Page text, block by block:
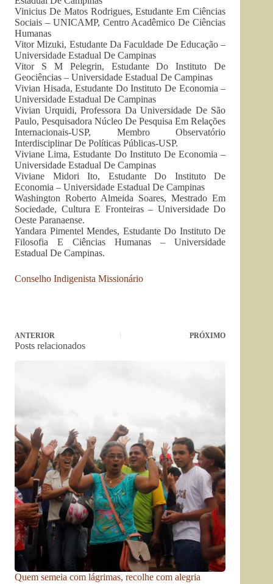
Vinicius De Matos Rodrigues, Estudante Em Ciências
Sociais – UNICAMP, Centro Acadêmico De Ciências
Humanas
Vitor Mizuki, Estudante Da Faculdade De Educação –
Universidade Estadual De Campinas
Vitor S M Pelegrin, Estudante Do Instituto De
Geociências – Universidade Estadual De Campinas
Vivian Hisada, Estudante Do Instituto De Economia –
Universidade Estadual De Campinas
Vivian Urquidi, Professora Da Universidade De São
Paulo, Pesquisadora Núcleo De Pesquisa Em Relações
Internacionais-USP, Membro Observatório
Interdisciplinar De Políticas Públicas-USP.
Viviane Lima, Estudante Do Instituto De Economia –
Universidade Estadual De Campinas
Viviane Midori Ito, Estudante Do Instituto De
Economia – Universidade Estadual De Campinas
Washington Roberto Almeida Soares, Mestrado Em
Sociedade, Cultura E Fronteiras – Universidade Do
Oeste Paranaense.
Yandara Pimentel Mendes, Estudante Do Instituto De
Filosofia E Ciências Humanas – Universidade
Estadual De Campinas.
Conselho Indigenista Missionário
ANTERIOR PRÓXIMO
Posts relacionados
Quem semeia com lágrimas, recolhe com alegria